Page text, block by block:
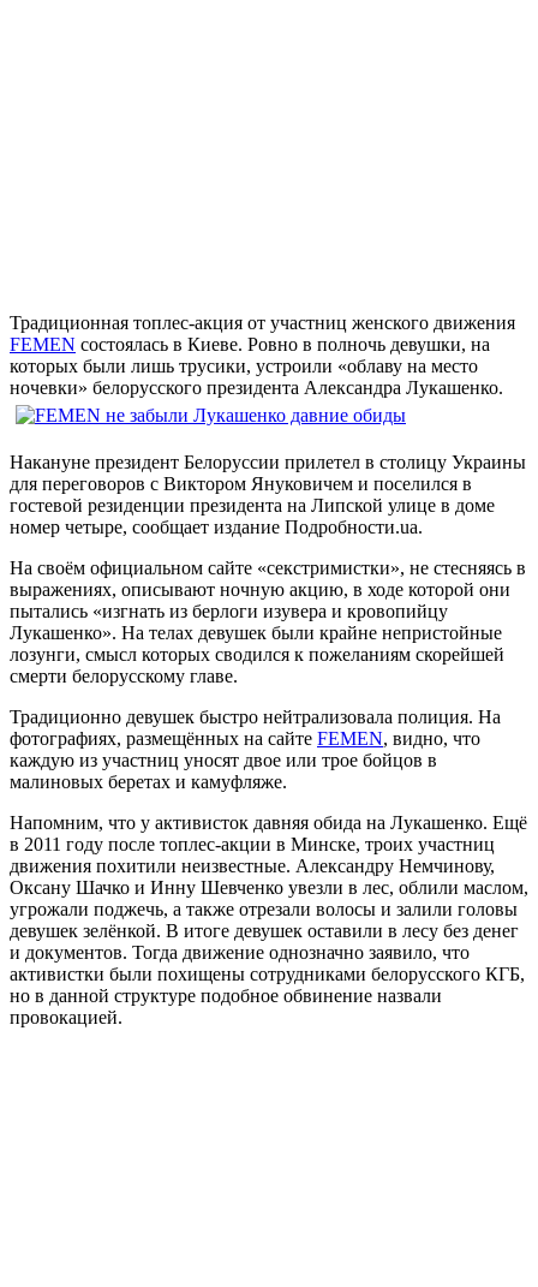
Традиционная топлес-акция от участниц женского движения
FEMEN состоялась в Киеве. Ровно в полночь девушки, на
которых были лишь трусики, устроили «облаву на место
ночевки» белорусского президента Александра Лукашенко.
Накануне президент Белоруссии прилетел в столицу Украины
для переговоров с Виктором Януковичем и поселился в
гостевой резиденции президента на Липской улице в доме
номер четыре, сообщает издание Подробности.ua.
На своём официальном сайте «секстримистки», не стесняясь в
выражениях, описывают ночную акцию, в ходе которой они
пытались «изгнать из берлоги изувера и кровопийцу
Лукашенко». На телах девушек были крайне непристойные
лозунги, смысл которых сводился к пожеланиям скорейшей
смерти белорусскому главе.
Традиционно девушек быстро нейтрализовала полиция. На
фотографиях, размещённых на сайте FEMEN, видно, что
каждую из участниц уносят двое или трое бойцов в
малиновых беретах и камуфляже.
Напомним, что у активисток давняя обида на Лукашенко. Ещё
в 2011 году после топлес-акции в Минске, троих участниц
движения похитили неизвестные. Александру Немчинову,
Оксану Шачко и Инну Шевченко увезли в лес, облили маслом,
угрожали поджечь, а также отрезали волосы и залили головы
девушек зелёнкой. В итоге девушек оставили в лесу без денег
и документов. Тогда движение однозначно заявило, что
активистки были похищены сотрудниками белорусского КГБ,
но в данной структуре подобное обвинение назвали
провокацией.